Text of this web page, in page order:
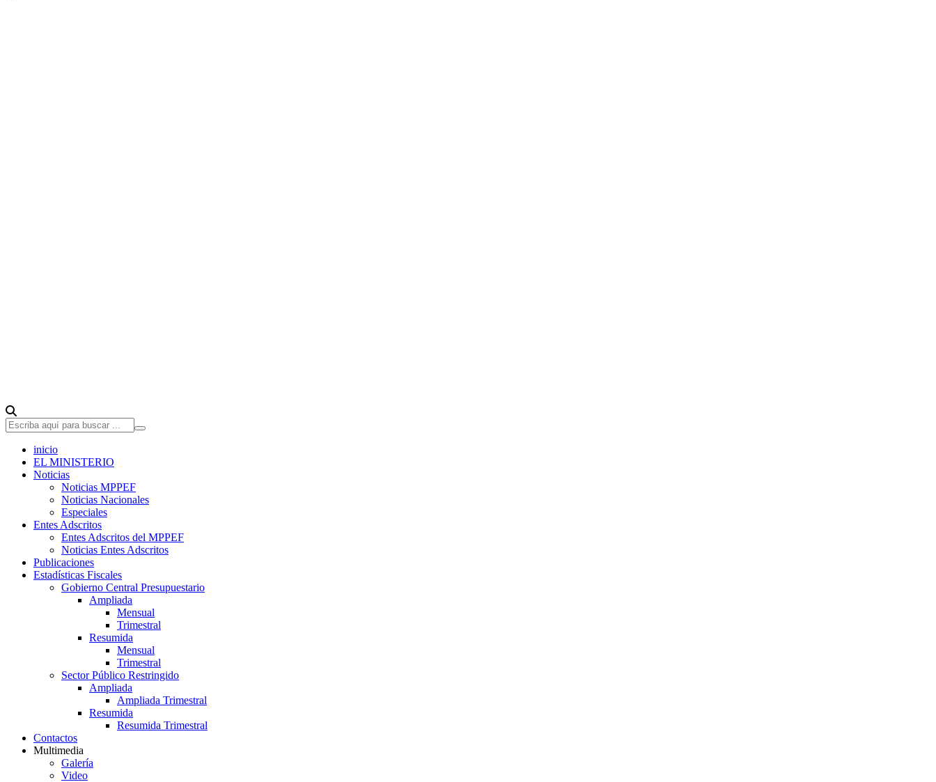
inicio
EL MINISTERIO
Noticias
Noticias MPPEF
Noticias Nacionales
Especiales
Entes Adscritos
Entes Adscritos del MPPEF
Noticias Entes Adscritos
Publicaciones
Estadísticas Fiscales
Gobierno Central Presupuestario
Ampliada
Mensual
Trimestral
Resumida
Mensual
Trimestral
Sector Público Restringido
Ampliada
Ampliada Trimestral
Resumida
Resumida Trimestral
Contactos
Multimedia
Galería
Video